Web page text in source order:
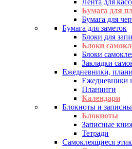
Лента для
Бумага для
Бумага для
Бумага для заметок
Блоки для
Блоки
Блоки
Закладки
Ежедневники,
Ежедневники
Планинги
Календари
Блокноты и
Блокноты
Записные
Тетради
Самоклеящиеся